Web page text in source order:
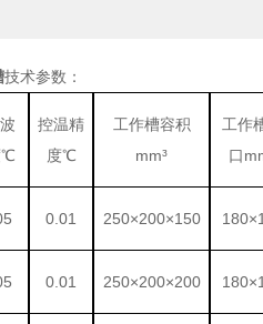
技术参数：
℃
控温精
度℃
工作槽容积
mm³
工作
口
0.01 250×200×150
0.01 250×200×200